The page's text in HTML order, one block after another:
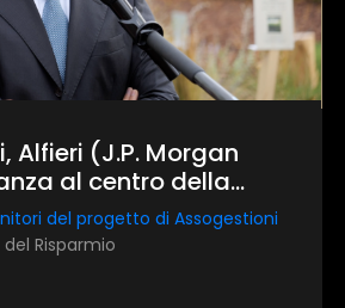
Alfieri (J.P. Morgan
al centro della
del progetto di Assogestioni
Risparmio